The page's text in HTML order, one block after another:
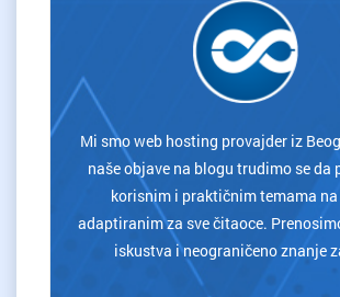
Mi smo web hosting provajder iz
naše objave na blogu trudimo se da
korisnim i praktičnim temama
adaptiranim za sve čitaoce.
iskustva i neograničeno znanje